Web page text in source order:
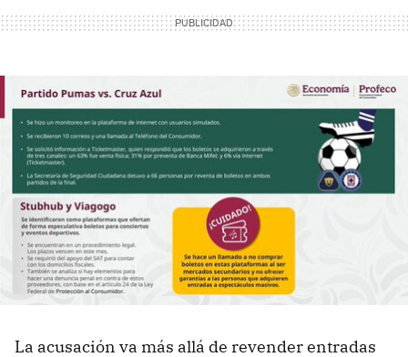
La acusación va más allá de revender entradas